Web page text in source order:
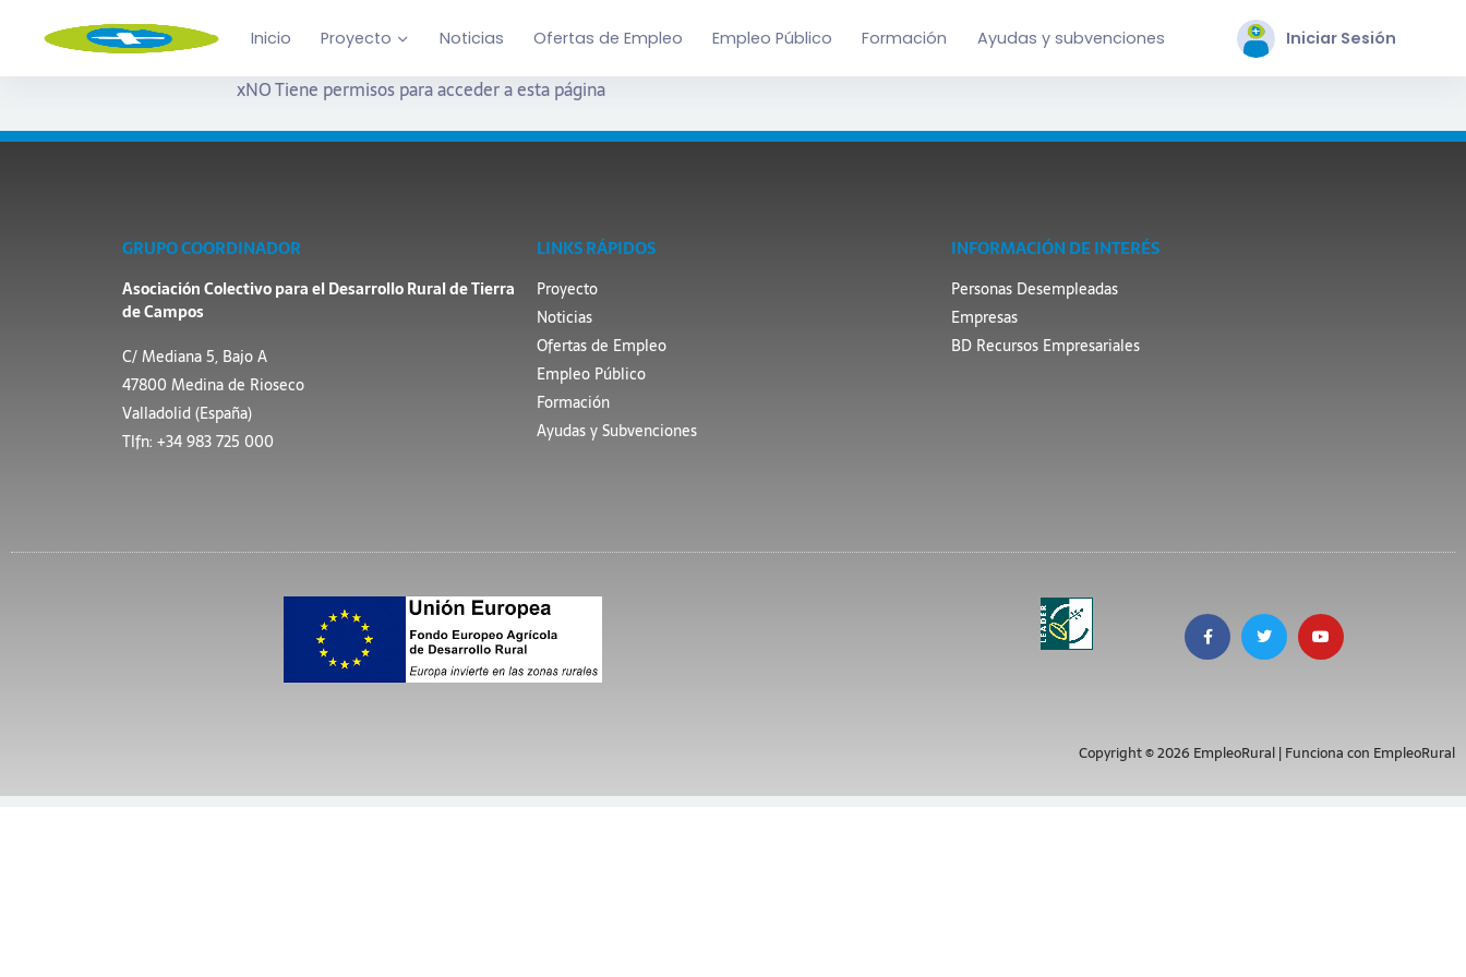
Inicio Proyecto Noticias Ofertas de Empleo Empleo Público Formación Ayudas y subvenciones Iniciar Sesión
xNO Tiene permisos para acceder a esta página
GRUPO COORDINADOR
Asociación Colectivo para el Desarrollo Rural de Tierra
de Campos
C/ Mediana 5, Bajo A
47800 Medina de Rioseco
Valladolid (España)
Tlfn: +34 983 725 000
LINKS RÁPIDOS
Proyecto
Noticias
Ofertas de Empleo
Empleo Público
Formación
Ayudas y Subvenciones
INFORMACIÓN DE INTERÉS
Personas Desempleadas
Empresas
BD Recursos Empresariales
Copyright © 2026 EmpleoRural | Funciona con EmpleoRural